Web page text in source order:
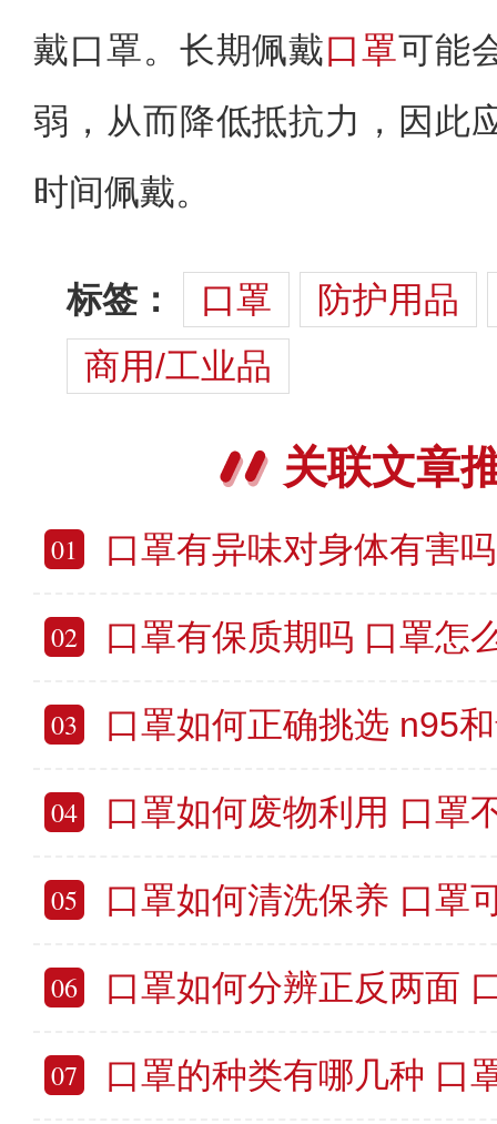
戴口罩。长期佩戴口罩可能
弱，从而降低抵抗力，因此
时间佩戴。
标签： 口罩
防护用品
商用/工业品
关联文章
01 口罩有异味对身体有害吗 口
02 口罩有保质期吗 口罩怎
03 口罩如何正确挑选 n95
04 口罩如何废物利用 口罩
05 口罩如何清洗保养 口罩
06 口罩如何分辨正反两面
07 口罩的种类有哪几种 口